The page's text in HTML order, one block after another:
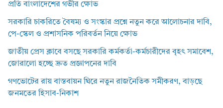
প্রতি বাংলাদেশের গভীর ক্ষোভ
সরকারি চাকরিতে বৈষম্য ও সংস্কার প্রশ্নে নতুন করে আলোচনার দাবি,
পে-স্কেল ও প্রশাসনিক পরিবর্তন নিয়ে ক্ষোভ
জাতীয় প্রেস ক্লাবে বসছে সরকারি কর্মকর্তা-কর্মচারীদের বৃহৎ সমাবেশ,
জোরালো হচ্ছে দ্রুত প্রজ্ঞাপনের দাবি
গণভোটের রায় বাস্তবায়ন ঘিরে নতুন রাজনৈতিক সমীকরণ, বাড়ছে
জনমতের হিসাব-নিকাশ